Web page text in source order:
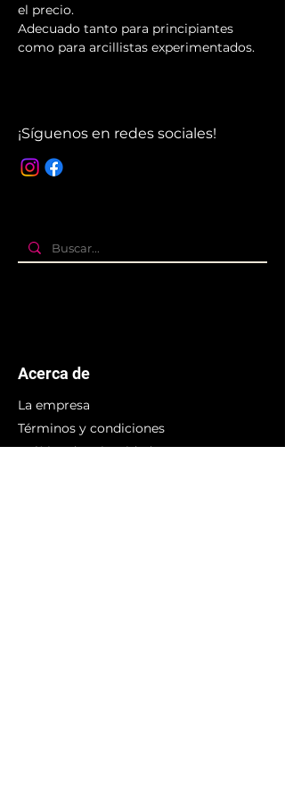
el precio.
Adecuado tanto para principiantes
como para arcillistas experimentados.
¡Síguenos en redes sociales!
Acerca de
La empresa
Términos y condiciones
Política de privacidad